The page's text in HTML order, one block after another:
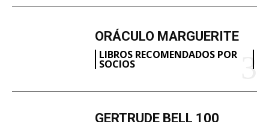
ORÁCULO MARGUERITE
LIBROS RECOMENDADOS POR
SOCIOS
GERTRUDE BELL 100